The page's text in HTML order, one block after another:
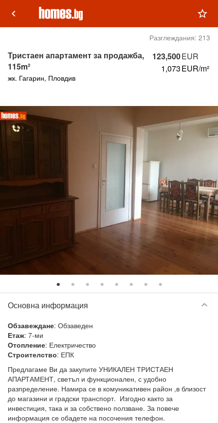
keyboard_arrow_left star_outline
Разглеждания: 213
123,500EUR
1,073EUR/m²
Тристаен апартамент за продажба,
115m²
жк. Гагарин, Пловдив
Основна информация keyboard_arrow_down
Обзавеждане: Обзаведен
Етаж: 7-ми
Отопление: Електричество
Строителство: ЕПК
Предлагаме Ви да закупите УНИКАЛЕН ТРИСТАЕН
АПАРТАМЕНТ, светъл и функционален, с удобно
разпределение. Намира се в комуникативен район ,в близост
до магазини и градски транспорт.  Изгодно както за
инвестиция, така и за собствено ползване. За повече
информация се обадете на посочения телефон.